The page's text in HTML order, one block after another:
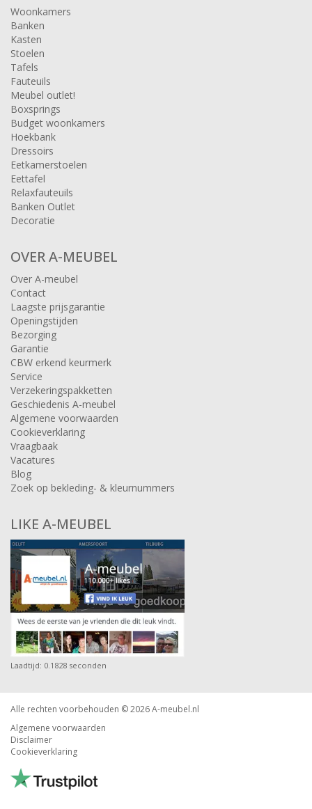
Woonkamers
Banken
Kasten
Stoelen
Tafels
Fauteuils
Meubel outlet!
Boxsprings
Budget woonkamers
Hoekbank
Dressoirs
Eetkamerstoelen
Eettafel
Relaxfauteuils
Banken Outlet
Decoratie
OVER A-MEUBEL
Over A-meubel
Contact
Laagste prijsgarantie
Openingstijden
Bezorging
Garantie
CBW erkend keurmerk
Service
Verzekeringspakketten
Geschiedenis A-meubel
Algemene voorwaarden
Cookieverklaring
Vraagbaak
Vacatures
Blog
Zoek op bekleding- & kleurnummers
LIKE A-MEUBEL
Laadtijd: 0.1828 seconden
Alle rechten voorbehouden © 2026A-meubel.nl
Algemene voorwaarden
Disclaimer
Cookieverklaring